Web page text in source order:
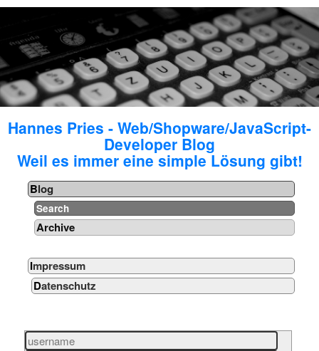
Hannes Pries - Web/Shopware/JavaScript-
Developer Blog
Weil es immer eine simple Lösung gibt!
Blog
Search
Archive
Impressum
Datenschutz